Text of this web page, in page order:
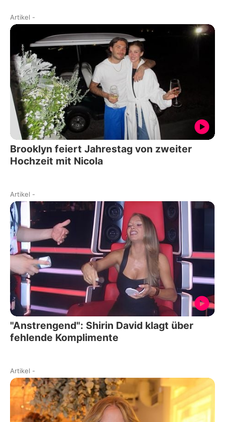
Artikel -
Brooklyn feiert Jahrestag von zweiter
Hochzeit mit Nicola
Artikel -
"Anstrengend": Shirin David klagt über
fehlende Komplimente
Artikel -